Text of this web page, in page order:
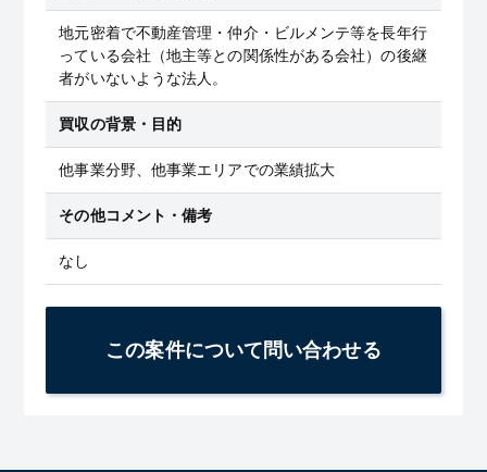
地元密着で不動産管理・仲介・ビルメンテ等を長年行
っている会社（地主等との関係性がある会社）の後継
者がいないような法人。
買収の背景・目的
他事業分野、他事業エリアでの業績拡大
その他コメント・備考
なし
この案件について問い合わせる